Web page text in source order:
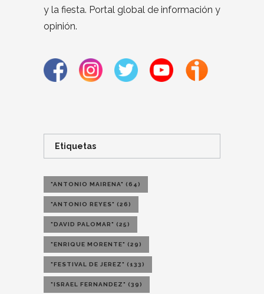
y la fiesta. Portal global de información y
opinión.
Etiquetas
"ANTONIO MAIRENA" (64)
"ANTONIO REYES" (26)
"DAVID PALOMAR" (25)
"ENRIQUE MORENTE" (29)
"FESTIVAL DE JEREZ" (133)
"ISRAEL FERNANDEZ" (39)